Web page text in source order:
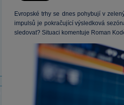
Evropské trhy se dnes pohybují v
impulsů je pokračující výsledková
sledovat? Situaci komentuje Roman